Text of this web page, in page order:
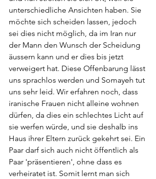
unterschiedliche Ansichten haben. Sie
möchte sich scheiden lassen, jedoch
sei dies nicht möglich, da im Iran nur
der Mann den Wunsch der Scheidung
äussern kann und er dies bis jetzt
verweigert hat. Diese Offenbarung lässt
uns sprachlos werden und Somayeh tut
uns sehr leid. Wir erfahren noch, dass
iranische Frauen nicht alleine wohnen
dürfen, da dies ein schlechtes Licht auf
sie werfen würde, und sie deshalb ins
Haus ihrer Eltern zurück gekehrt sei. Ein
Paar darf sich auch nicht öffentlich als
Paar 'präsentieren', ohne dass es
verheiratet ist. Somit lernt man sich